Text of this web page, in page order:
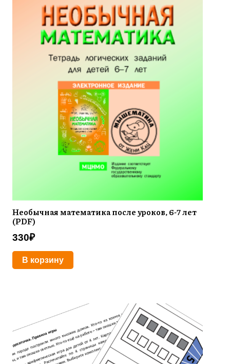
Необычная математика после уроков, 6-7 лет
(PDF)
330₽
В корзину